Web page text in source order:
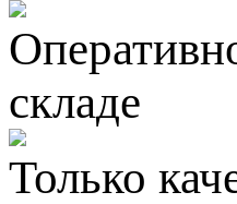
складе
Только